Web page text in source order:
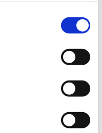
og lytte til hinandens
Rådhus, der skal
underholdning,
tiltænkt muslimer,
ønsker at samles